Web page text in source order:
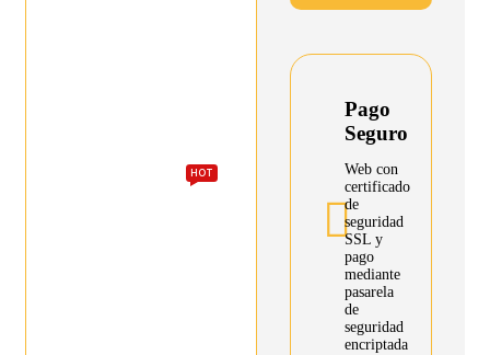
Pago
Seguro
Web con
certificado
de
seguridad
SSL y
pago
mediante
pasarela
de
seguridad
encriptada
HOT